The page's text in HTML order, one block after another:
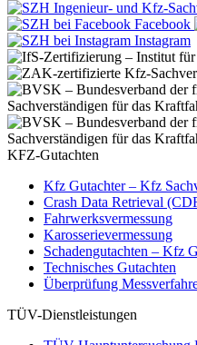
Facebook
Instagram
KFZ-Gutachten
Kfz Gutachter – Kfz
Crash Data Retrieval
Fahrwerksvermessung
Karosserievermessung
Schadengutachten – Kfz
Technisches Gutachten
Überprüfung
TÜV-Dienstleistungen